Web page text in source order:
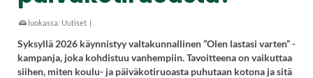
luokassa: Uutiset |
Syksyllä 2026 käynnistyy valtakunnallinen ”Olen lastasi varten” -
kampanja, joka kohdistuu vanhempiin. Tavoitteena on vaikuttaa
siihen, miten koulu- ja päiväkotiruoasta puhutaan kotona ja sitä